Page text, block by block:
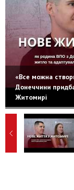
«Все можна
Донеччини
Житомирі